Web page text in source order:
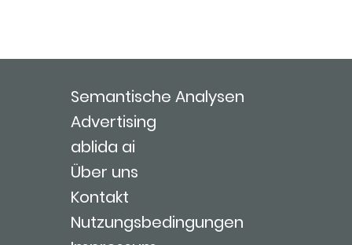
Semantische Analysen
Advertising
ablida ai
Über uns
Kontakt
Nutzungsbedingungen